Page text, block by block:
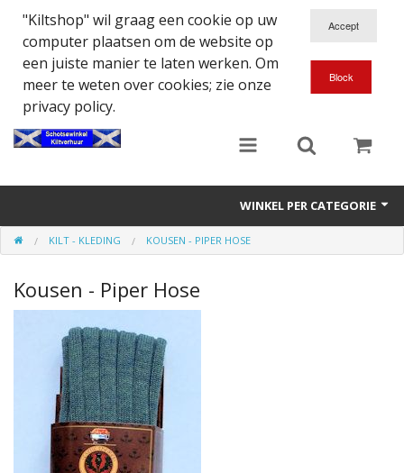
"Kiltshop" wil graag een cookie op uw
computer plaatsen om de website op
een juiste manier te laten werken. Om
meer te weten over cookies; zie onze
privacy policy.
WINKEL PER CATEGORIE
Accessoires
Doedelzakspeler
Eten en Drinken
Kilt - Kleding
Highland Titles
Verhuur
KILT - KLEDING KOUSEN - PIPER HOSE
Kousen - Piper Hose